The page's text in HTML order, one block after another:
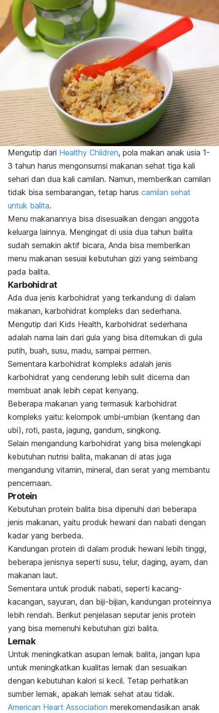
Mengutip dari Healthy Children, pola makan anak usia 1-
3 tahun harus mengonsumsi makanan sehat tiga kali
sehari dan dua kali camilan. Namun, memberikan camilan
tidak bisa sembarangan, tetap harus camilan sehat
untuk balita.
Menu makanannya bisa disesuaikan dengan anggota
keluarga lainnya. Mengingat di usia dua tahun balita
sudah semakin aktif bicara, Anda bisa memberikan
menu makanan sesuai kebutuhan gizi yang seimbang
pada balita.
Karbohidrat
Ada dua jenis karbohidrat yang terkandung di dalam
makanan, karbohidrat kompleks dan sederhana.
Mengutip dari Kids Health, karbohidrat sederhana
adalah nama lain dari gula yang bisa ditemukan di gula
putih, buah, susu, madu, sampai permen.
Sementara karbohidrat kompleks adalah jenis
karbohidrat yang cenderung lebih sulit dicerna dan
membuat anak lebih cepat kenyang.
Beberapa makanan yang termasuk karbohidrat
kompleks yaitu: kelompok umbi-umbian (kentang dan
ubi), roti, pasta, jagung, gandum, singkong.
Selain mengandung karbohidrat yang bisa melengkapi
kebutuhan nutrisi balita, makanan di atas juga
mengandung vitamin, mineral, dan serat yang membantu
pencernaan.
Protein
Kebutuhan protein balita bisa dipenuhi dari beberapa
jenis makanan, yaitu produk hewani dan nabati dengan
kadar yang berbeda.
Kandungan protein di dalam produk hewani lebih tinggi,
beberapa jenisnya seperti susu, telur, daging, ayam, dan
makanan laut.
Sementara untuk produk nabati, seperti kacang-
kacangan, sayuran, dan biji-bijian, kandungan proteinnya
lebih rendah. Berikut penjelasan seputar jenis protein
yang bisa memenuhi kebutuhan gizi balita.
Lemak
Untuk meningkatkan asupan lemak balita, jangan lupa
untuk meningkatkan kualitas lemak dan sesuaikan
dengan kebutuhan kalori si kecil. Tetap perhatikan
sumber lemak, apakah lemak sehat atau tidak.
American Heart Association merekomendasikan anak